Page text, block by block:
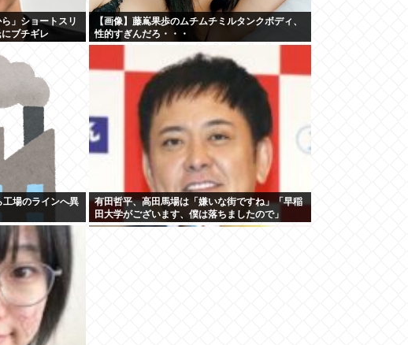
」ショートスリ
ブチギレ
【画像】藤嶌果歩のムチムチミルタンクボディ、
性的すぎんだろ・・・
工場のラインへ異
有田哲平、高田馬場は「嫌いな街ですね」「早稲
田大学がございます、僕は落ちましたので」